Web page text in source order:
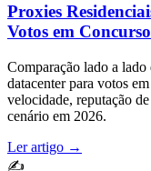
Proxies
Votos em
Comparação lado a
datacenter para votos
velocidade, reputação
cenário em 2026.
Ler artigo →
✍️